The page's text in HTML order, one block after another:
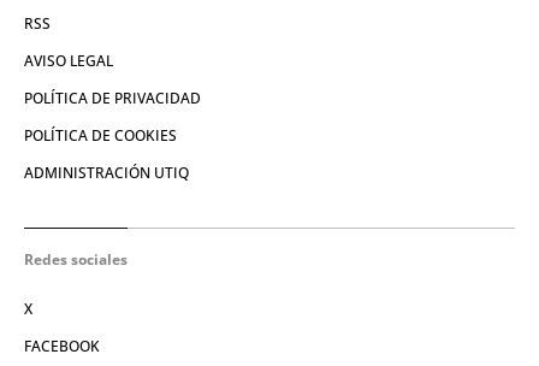
RSS
AVISO LEGAL
POLÍTICA DE PRIVACIDAD
POLÍTICA DE COOKIES
ADMINISTRACIÓN UTIQ
Redes sociales
X
FACEBOOK